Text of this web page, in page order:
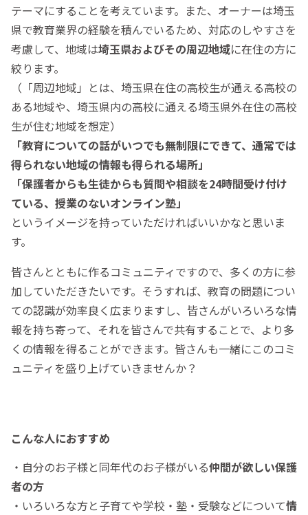
テーマにすることを考えています。また、オーナーは埼玉
県で教育業界の経験を積んでいるため、対応のしやすさを
考慮して、地域は埼玉県およびその周辺地域に在住の方に
絞ります。
（「周辺地域」とは、埼玉県在住の高校生が通える高校の
ある地域や、埼玉県内の高校に通える埼玉県外在住の高校
生が住む地域を想定）
「教育についての話がいつでも無制限にできて、通常では
得られない地域の情報も得られる場所」
「保護者からも生徒からも質問や相談を24時間受け付け
ている、授業のないオンライン塾」
というイメージを持っていただければいいかなと思いま
す。
皆さんとともに作るコミュニティですので、多くの方に参
加していただきたいです。そうすれば、教育の問題につい
ての認識が効率良く広まりますし、皆さんがいろいろな情
報を持ち寄って、それを皆さんで共有することで、より多
くの情報を得ることができます。皆さんも一緒にこのコミ
ュニティを盛り上げていきませんか？
こんな人におすすめ
・自分のお子様と同年代のお子様がいる仲間が欲しい保護
者の方
・いろいろな方と子育てや学校・塾・受験などについて情